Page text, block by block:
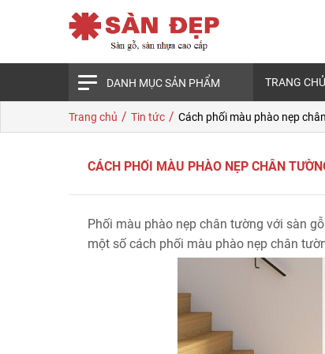
DANH MỤC SẢN PHẨM TRANG CHỦ
Trang chủ / Tin tức / Cách phối màu phào nẹp
CÁCH PHỐI MÀU PHÀO NẸP CHÂN
Phối màu phào nẹp chân tường với sàn
một số cách phối màu phào nẹp chân